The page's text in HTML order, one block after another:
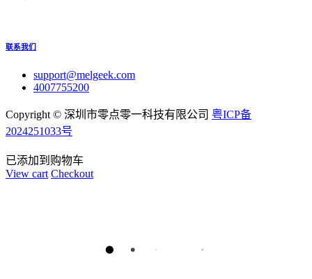
联系我们
support@melgeek.com
4007755200
Copyright © 深圳市零点零一科技有限公司 粤ICP备
2024251033号
已添加到购物车
View cart Checkout